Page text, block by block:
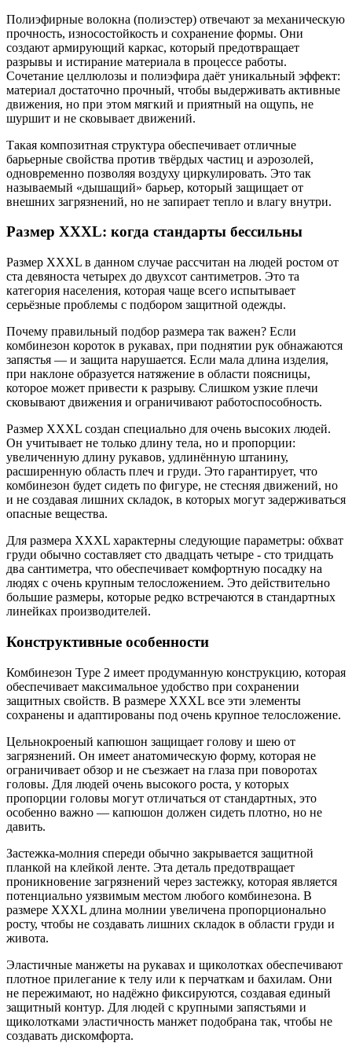
Полиэфирные волокна (полиэстер) отвечают за механическую
прочность, износостойкость и сохранение формы. Они
создают армирующий каркас, который предотвращает
разрывы и истирание материала в процессе работы.
Сочетание целлюлозы и полиэфира даёт уникальный эффект:
материал достаточно прочный, чтобы выдерживать активные
движения, но при этом мягкий и приятный на ощупь, не
шуршит и не сковывает движений.
Такая композитная структура обеспечивает отличные
барьерные свойства против твёрдых частиц и аэрозолей,
одновременно позволяя воздуху циркулировать. Это так
называемый «дышащий» барьер, который защищает от
внешних загрязнений, но не запирает тепло и влагу внутри.
Размер XXXL: когда стандарты бессильны
Размер XXXL в данном случае рассчитан на людей ростом от
ста девяноста четырех до двухсот сантиметров. Это та
категория населения, которая чаще всего испытывает
серьёзные проблемы с подбором защитной одежды.
Почему правильный подбор размера так важен? Если
комбинезон короток в рукавах, при поднятии рук обнажаются
запястья — и защита нарушается. Если мала длина изделия,
при наклоне образуется натяжение в области поясницы,
которое может привести к разрыву. Слишком узкие плечи
сковывают движения и ограничивают работоспособность.
Размер XXXL создан специально для очень высоких людей.
Он учитывает не только длину тела, но и пропорции:
увеличенную длину рукавов, удлинённую штанину,
расширенную область плеч и груди. Это гарантирует, что
комбинезон будет сидеть по фигуре, не стесняя движений, но
и не создавая лишних складок, в которых могут задерживаться
опасные вещества.
Для размера XXXL характерны следующие параметры: обхват
груди обычно составляет сто двадцать четыре - сто тридцать
два сантиметра, что обеспечивает комфортную посадку на
людях с очень крупным телосложением. Это действительно
большие размеры, которые редко встречаются в стандартных
линейках производителей.
Конструктивные особенности
Комбинезон Type 2 имеет продуманную конструкцию, которая
обеспечивает максимальное удобство при сохранении
защитных свойств. В размере XXXL все эти элементы
сохранены и адаптированы под очень крупное телосложение.
Цельнокроеный капюшон защищает голову и шею от
загрязнений. Он имеет анатомическую форму, которая не
ограничивает обзор и не съезжает на глаза при поворотах
головы. Для людей очень высокого роста, у которых
пропорции головы могут отличаться от стандартных, это
особенно важно — капюшон должен сидеть плотно, но не
давить.
Застежка-молния спереди обычно закрывается защитной
планкой на клейкой ленте. Эта деталь предотвращает
проникновение загрязнений через застежку, которая является
потенциально уязвимым местом любого комбинезона. В
размере XXXL длина молнии увеличена пропорционально
росту, чтобы не создавать лишних складок в области груди и
живота.
Эластичные манжеты на рукавах и щиколотках обеспечивают
плотное прилегание к телу или к перчаткам и бахилам. Они
не пережимают, но надёжно фиксируются, создавая единый
защитный контур. Для людей с крупными запястьями и
щиколотками эластичность манжет подобрана так, чтобы не
создавать дискомфорта.